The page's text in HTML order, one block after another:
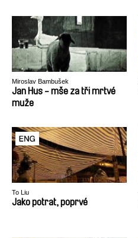
Miroslav Bambušek
Jan Hus - mše za tři mrtvé
muže
To Liu
Jako potrat, poprvé